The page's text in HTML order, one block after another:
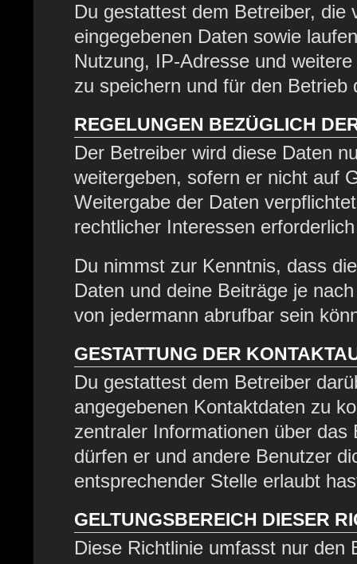
Du gestattest dem Betreiber, die
eingegebenen Daten sowie
Nutzung, IP-Adresse und
zu speichern und für den Betrieb
REGELUNGEN BEZÜGLICH
Der Betreiber wird diese Daten
weitergeben, sofern er nicht auf
Weitergabe der Daten
rechtlicher Interessen
Du nimmst zur Kenntnis, dass
Daten und deine Beiträge je
von jedermann abrufbar sein
GESTATTUNG DER
Du gestattest dem Betreiber
angegebenen Kontaktdaten zu
zentraler Informationen über
dürfen er und andere Benutzer
entsprechender Stelle erlaubt
GELTUNGSBEREICH DIESER
Diese Richtlinie umfasst nur den